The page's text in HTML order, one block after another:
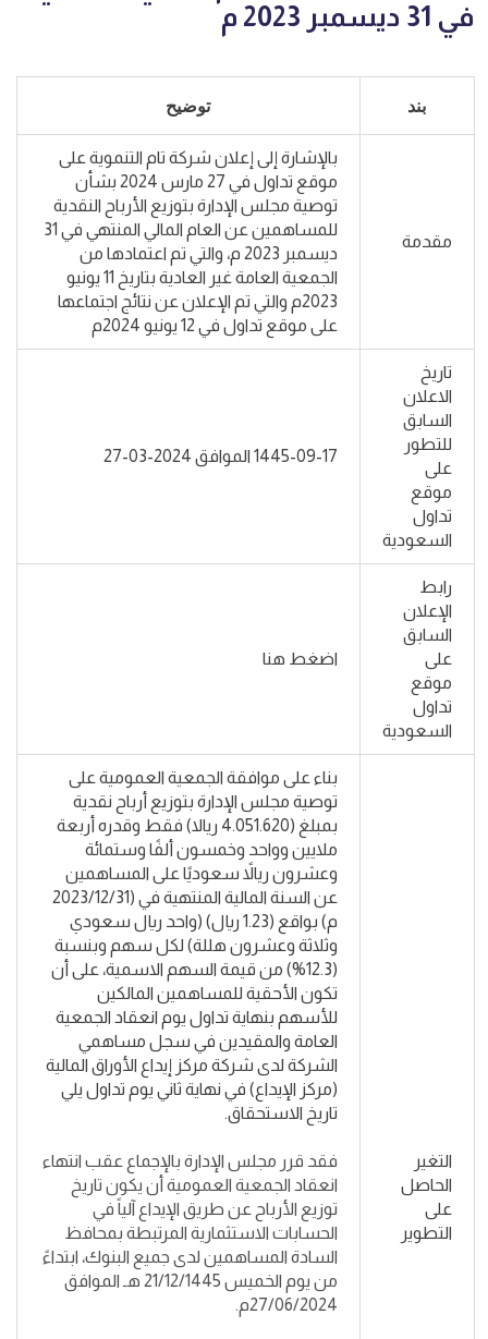
في 31 ديسمبر 2023 م
بند توضيح
مقدمة
بالإشارة إلى إعلان شركة تام التنموية على
موقع تداول في 27 مارس 2024 بشأن
توصية مجلس الإدارة بتوزيع الأرباح النقدية
للمساهمين عن العام المالي المنتهي في 31
ديسمبر 2023 م، والتي تم اعتمادها من
الجمعية العامة غير العادية بتاريخ 11 يونيو
2023م والتي تم الإعلان عن نتائج اجتماعها
على موقع تداول في 12 يونيو 2024م
تاريخ
الاعلان
السابق
للتطور
على
موقع
تداول
السعودية
1445-09-17 الموافق 2024-03-27
رابط
الإعلان
السابق
على
موقع
تداول
السعودية
اضغط هنا
التغير
الحاصل
على
التطوير
بناء على موافقة الجمعية العمومية على
توصية مجلس الإدارة بتوزيع أرباح نقدية
بمبلغ (4.051.620 ريالا) فقط وقدره أربعة
ملايين وواحد وخمسون ألفًا وستمائة
وعشرون ريالاً سعوديًا على المساهمين
عن السنة المالية المنتهية في (2023/12/31
م) بواقع (1.23 ريال) (واحد ريال سعودي
وثلاثة وعشرون هللة) لكل سهم وبنسبة
(12.3%) من قيمة السهم الاسمية، على أن
تكون الأحقية للمساهمين المالكين
للأسهم بنهاية تداول يوم انعقاد الجمعية
العامة والمقيدين في سجل مساهمي
الشركة لدى شركة مركز إيداع الأوراق المالية
(مركز الإيداع) في نهاية ثاني يوم تداول يلي
تاريخ الاستحقاق.
فقد قرر مجلس الإدارة بالإجماع عقب انتهاء
انعقاد الجمعية العمومية أن يكون تاريخ
توزيع الأرباح عن طريق الإيداع آلياً في
الحسابات الاستثمارية المرتبطة بمحافظ
السادة المساهمين لدى جميع البنوك، ابتداءً
من يوم الخميس 21/12/1445 هـ الموافق
27/06/2024م.